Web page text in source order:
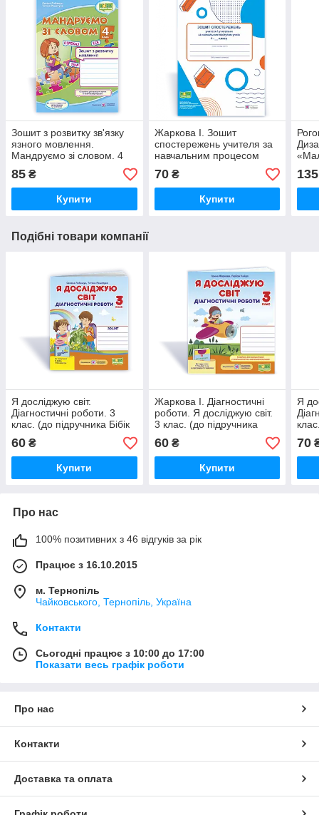
Зошит з розвитку зв'язку
язного мовлення.
Мандруємо зі словом. 4
кл. (до прогр. Савченко
О). НУШ!
85 ₴
Купити
Жаркова І. Зошит
спостережень учителя за
навчальним процесом
учня 4 класу
70₴
Купити
4
135
Подібні товари компанії
Я досліджую світ.
Діагностичні роботи. 3
клас. (до підручника Бібік
60 ₴
Купити
Жаркова І. Діагностичні
роботи. Я досліджую світ.
3 клас. (до підручника
60₴
Купити
Я
70
Про нас
100% позитивних з 46 відгуків за рік
Працює з 16.10.2015
м. Тернопіль
Чайковського, Тернопіль, Україна
Контакти
Сьогодні працює з 10:00 до 17:00
Показати весь графік роботи
Про нас
Контакти
Доставка та оплата